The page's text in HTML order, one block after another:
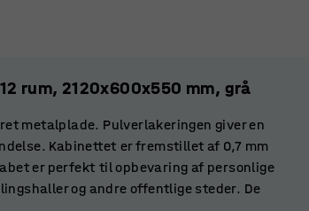
rum, 2120x600x550 mm, grå
metalplade. Pulverlakeringen giver en
Kabinettet er fremstillet af 0,7 mm
er perfekt til opbevaring af personlige
og andre offentlige steder. De